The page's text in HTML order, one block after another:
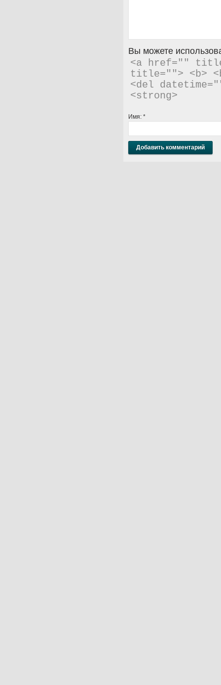
Вы можете
<a href=""
title=""> <b>
<del
<strong>
Имя: *